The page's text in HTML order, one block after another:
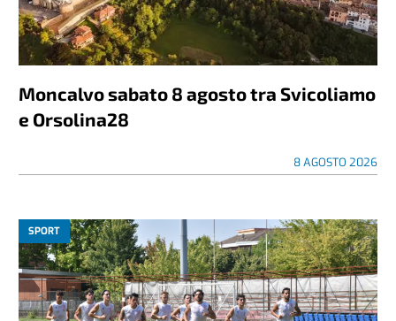
Moncalvo sabato 8 agosto tra Svicoliamo
e Orsolina28
8 AGOSTO 2026
SPORT